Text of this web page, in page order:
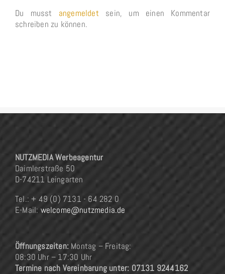
Du musst angemeldet sein, um einen Kommentar
schreiben zu können.
NUTZMEDIA Werbeagentur
Daimlerstraße 50
D-74211 Leingarten
Tel.: + 49 (0) 7131 - 64 282 0
E-Mail: welcome@nutzmedia.de
Öffnungszeiten: Montag – Freitag:
08:30 Uhr – 17:30 Uhr
Termine nach Vereinbarung unter: 07131 9244162